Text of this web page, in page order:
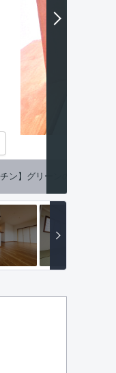
チン】グリーンの木目調が